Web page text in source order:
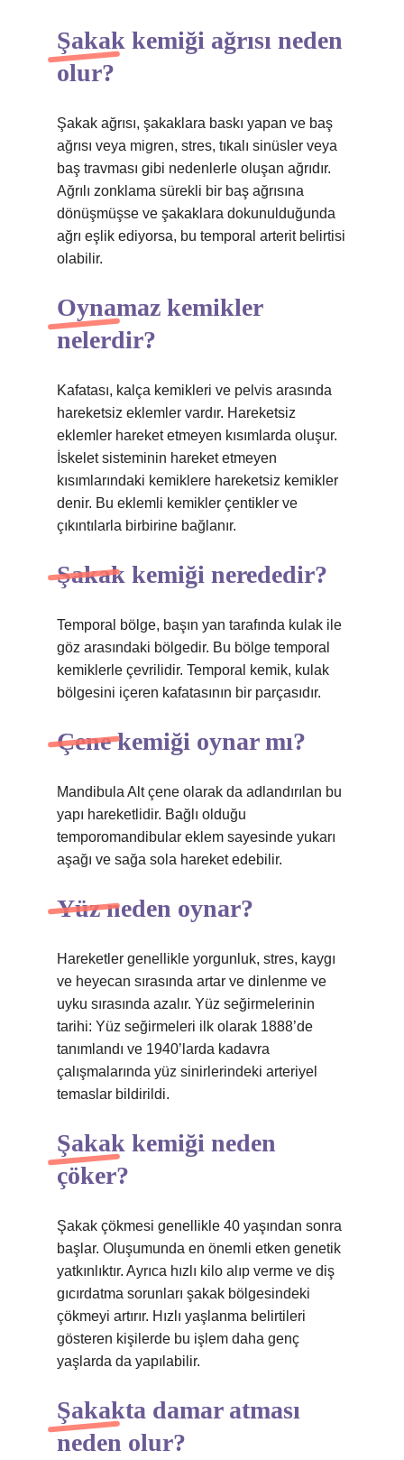
Şakak kemiği ağrısı neden
olur?
Şakak ağrısı, şakaklara baskı yapan ve baş
ağrısı veya migren, stres, tıkalı sinüsler veya
baş travması gibi nedenlerle oluşan ağrıdır.
Ağrılı zonklama sürekli bir baş ağrısına
dönüşmüşse ve şakaklara dokunulduğunda
ağrı eşlik ediyorsa, bu temporal arterit belirtisi
olabilir.
Oynamaz kemikler
nelerdir?
Kafatası, kalça kemikleri ve pelvis arasında
hareketsiz eklemler vardır. Hareketsiz
eklemler hareket etmeyen kısımlarda oluşur.
İskelet sisteminin hareket etmeyen
kısımlarındaki kemiklere hareketsiz kemikler
denir. Bu eklemli kemikler çentikler ve
çıkıntılarla birbirine bağlanır.
Şakak kemiği nerededir?
Temporal bölge, başın yan tarafında kulak ile
göz arasındaki bölgedir. Bu bölge temporal
kemiklerle çevrilidir. Temporal kemik, kulak
bölgesini içeren kafatasının bir parçasıdır.
Çene kemiği oynar mı?
Mandibula Alt çene olarak da adlandırılan bu
yapı hareketlidir. Bağlı olduğu
temporomandibular eklem sayesinde yukarı
aşağı ve sağa sola hareket edebilir.
Yüz neden oynar?
Hareketler genellikle yorgunluk, stres, kaygı
ve heyecan sırasında artar ve dinlenme ve
uyku sırasında azalır. Yüz seğirmelerinin
tarihi: Yüz seğirmeleri ilk olarak 1888’de
tanımlandı ve 1940’larda kadavra
çalışmalarında yüz sinirlerindeki arteriyel
temaslar bildirildi.
Şakak kemiği neden
çöker?
Şakak çökmesi genellikle 40 yaşından sonra
başlar. Oluşumunda en önemli etken genetik
yatkınlıktır. Ayrıca hızlı kilo alıp verme ve diş
gıcırdatma sorunları şakak bölgesindeki
çökmeyi artırır. Hızlı yaşlanma belirtileri
gösteren kişilerde bu işlem daha genç
yaşlarda da yapılabilir.
Şakakta damar atması
neden olur?